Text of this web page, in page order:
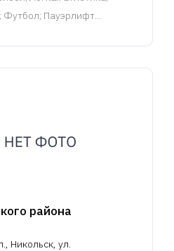
Футбол; Пауэрлифт...
района
Никольск, ул.